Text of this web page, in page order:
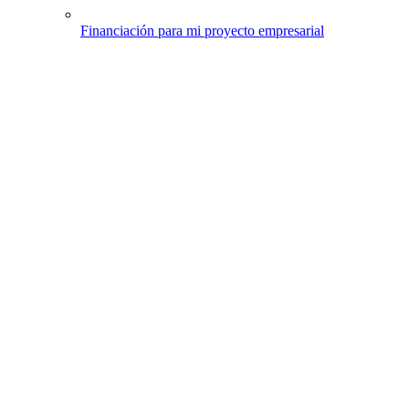
Financiación para mi proyecto empresarial